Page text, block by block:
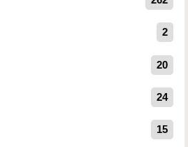
2
20
24
15